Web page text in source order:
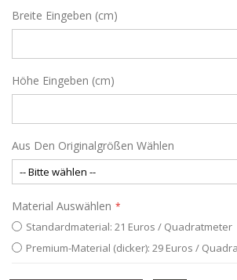
Breite Eingeben (cm)
Höhe Eingeben (cm)
Aus Den Originalgrößen Wählen
Material Auswählen
Standardmaterial: 21 Euros / Quadratmeter
Premium-Material (dicker): 29 Euros /